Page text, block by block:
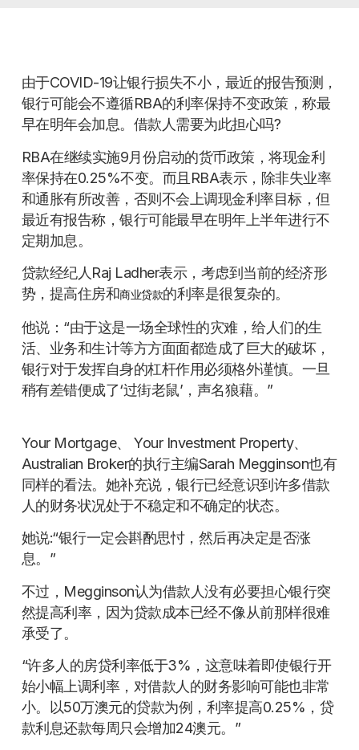
由于COVID-19让银行损失不小，最近的报告预测，
银行可能会不遵循RBA的利率保持不变政策，称最
早在明年会加息。借款人需要为此担心吗?
RBA在继续实施9月份启动的货币政策，将现金利
率保持在0.25%不变。而且RBA表示，除非失业率
和通胀有所改善，否则不会上调现金利率目标，但
最近有报告称，银行可能最早在明年上半年进行不
定期加息。
贷款经纪人Raj Ladher表示，考虑到当前的经济形
势，提高住房和商业贷款的利率是很复杂的。
他说：“由于这是一场全球性的灾难，给人们的生
活、业务和生计等方方面面都造成了巨大的破坏，
银行对于发挥自身的杠杆作用必须格外谨慎。一旦
稍有差错便成了‘过街老鼠’，声名狼藉。”
Your Mortgage、 Your Investment Property、
Australian Broker的执行主编Sarah Megginson也有
同样的看法。她补充说，银行已经意识到许多借款
人的财务状况处于不稳定和不确定的状态。
她说:“银行一定会斟酌思忖，然后再决定是否涨
息。”
不过，Megginson认为借款人没有必要担心银行突
然提高利率，因为贷款成本已经不像从前那样很难
承受了。
“许多人的房贷利率低于3%，这意味着即使银行开
始小幅上调利率，对借款人的财务影响可能也非常
小。以50万澳元的贷款为例，利率提高0.25%，贷
款利息还款每周只会增加24澳元。”